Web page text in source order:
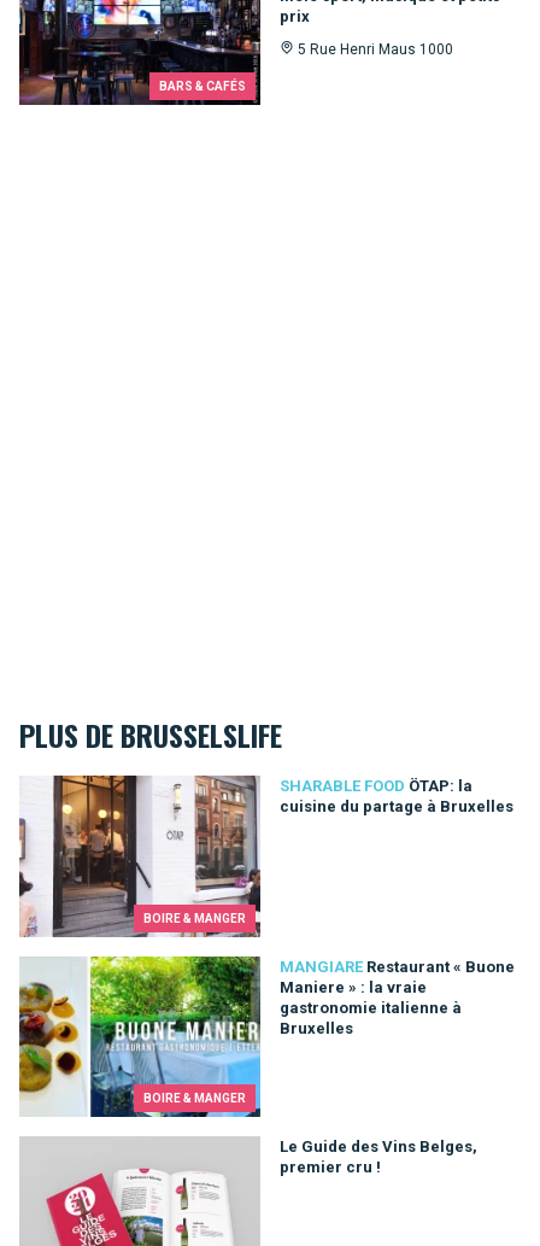
BARS & CAFÉS
prix
5 Rue Henri Maus 1000
PLUS DE BRUSSELSLIFE
BOIRE & MANGER
SHARABLE FOOD ÖTAP: la
cuisine du partage à Bruxelles
ÖTAP: la cuisine du partage à Bruxelles
BOIRE & MANGER
MANGIARE Restaurant « Buone
Maniere » : la vraie
gastronomie italienne à
Bruxelles
Restaurant « Buone Maniere » : la vraie gastronomie italienne
Le Guide des Vins Belges,
premier cru !
Le Guide des Vins Belges, premier cru !